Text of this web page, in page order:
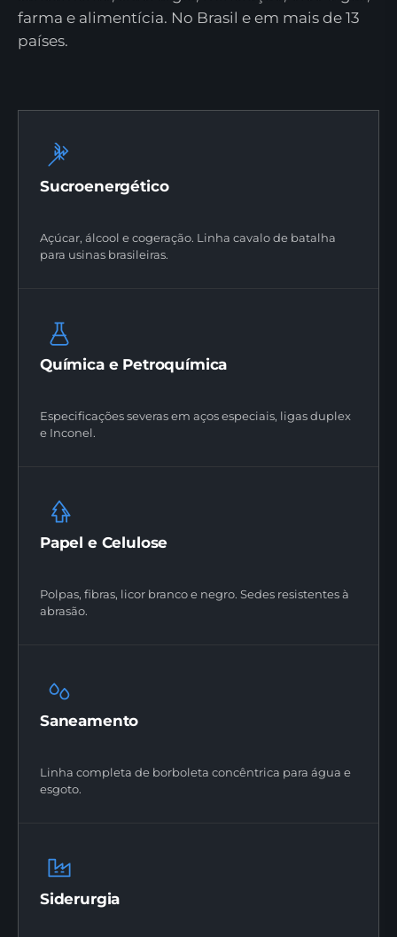
farma e alimentícia. No Brasil e em mais de 13
países.
Sucroenergético
Açúcar, álcool e cogeração. Linha cavalo de batalha
para usinas brasileiras.
Química e Petroquímica
Especificações severas em aços especiais, ligas duplex
e Inconel.
Papel e Celulose
Polpas, fibras, licor branco e negro. Sedes resistentes à
abrasão.
Saneamento
Linha completa de borboleta concêntrica para água e
esgoto.
Siderurgia